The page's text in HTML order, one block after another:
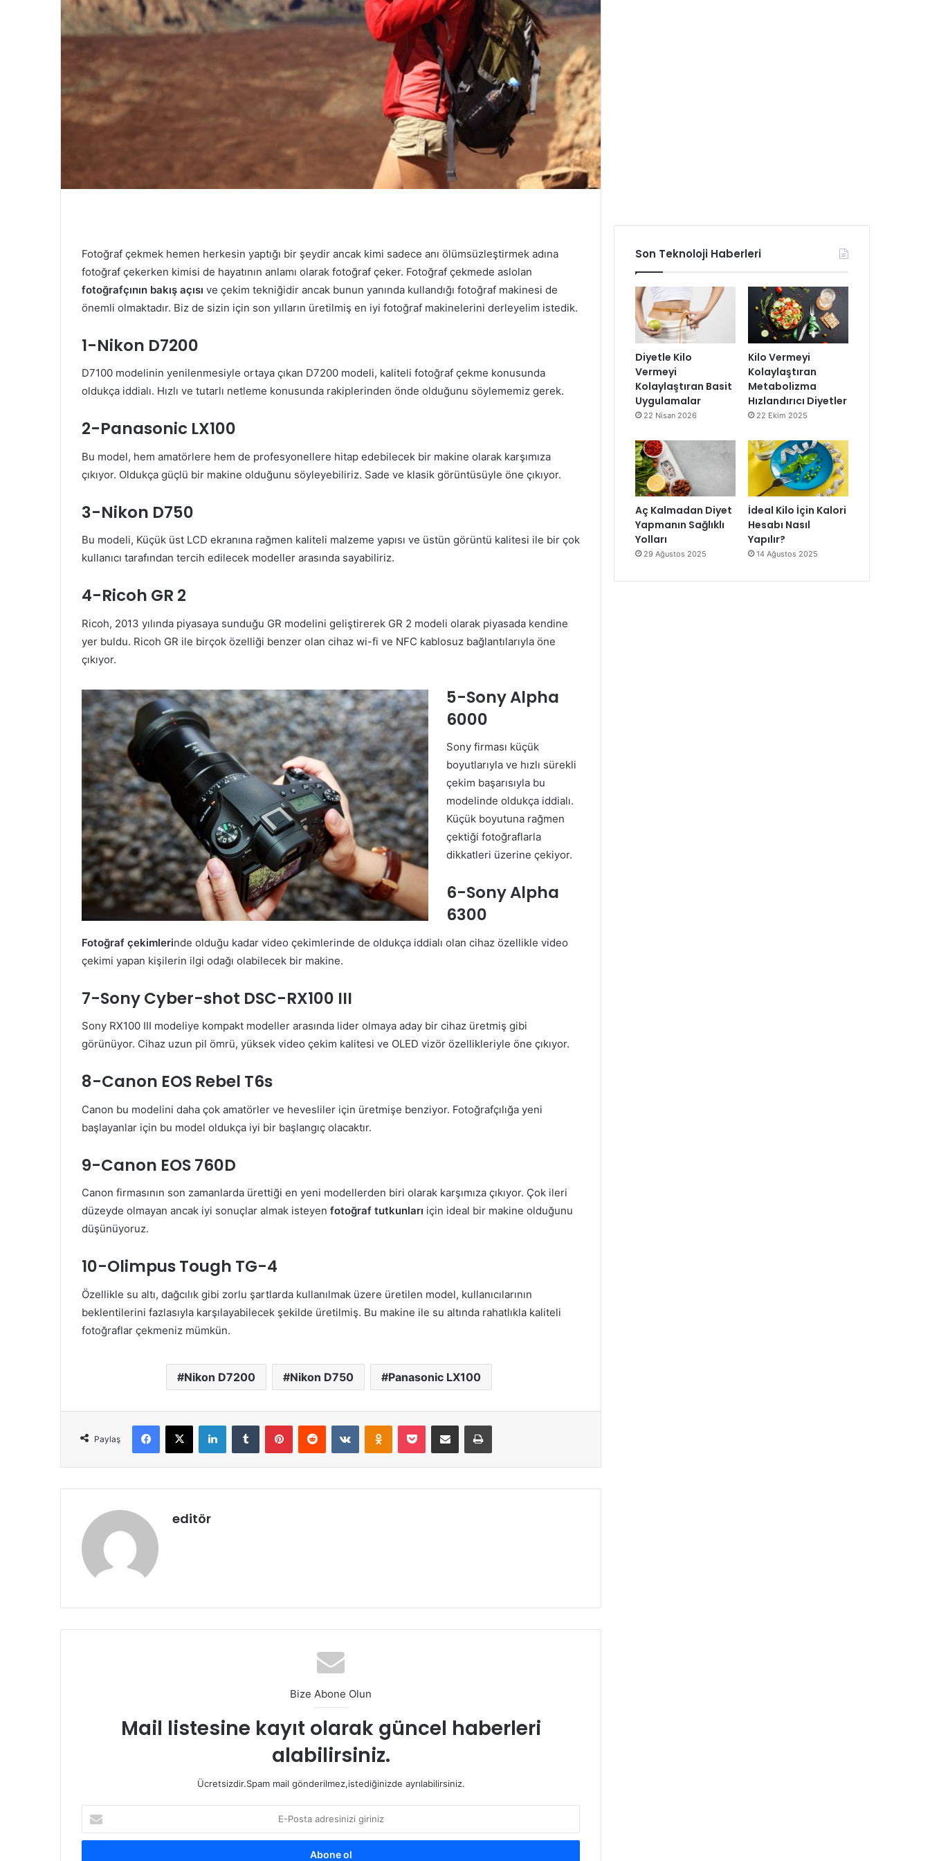
Fotoğraf çekmek hemen herkesin yaptığı bir şeydir ancak kimi sadece anı ölümsüzleştirmek adına
fotoğraf çekerken kimisi de hayatının anlamı olarak fotoğraf çeker. Fotoğraf çekmede aslolan
fotoğrafçının bakış açısı ve çekim tekniğidir ancak bunun yanında kullandığı fotoğraf makinesi de
önemli olmaktadır. Biz de sizin için son yılların üretilmiş en iyi fotoğraf makinelerini derleyelim istedik.
1-Nikon D7200
D7100 modelinin yenilenmesiyle ortaya çıkan D7200 modeli, kaliteli fotoğraf çekme konusunda
oldukça iddialı. Hızlı ve tutarlı netleme konusunda rakiplerinden önde olduğunu söylememiz gerek.
2-Panasonic LX100
Bu model, hem amatörlere hem de profesyonellere hitap edebilecek bir makine olarak karşımıza
çıkıyor. Oldukça güçlü bir makine olduğunu söyleyebiliriz. Sade ve klasik görüntüsüyle öne çıkıyor.
3-Nikon D750
Bu modeli, Küçük üst LCD ekranına rağmen kaliteli malzeme yapısı ve üstün görüntü kalitesi ile bir çok
kullanıcı tarafından tercih edilecek modeller arasında sayabiliriz.
4-Ricoh GR 2
Ricoh, 2013 yılında piyasaya sunduğu GR modelini geliştirerek GR 2 modeli olarak piyasada kendine
yer buldu. Ricoh GR ile birçok özelliği benzer olan cihaz wi-fi ve NFC kablosuz bağlantılarıyla öne
çıkıyor.
5-Sony Alpha
6000
Sony firması küçük
boyutlarıyla ve hızlı sürekli
çekim başarısıyla bu
modelinde oldukça iddialı.
Küçük boyutuna rağmen
çektiği fotoğraflarla
dikkatleri üzerine çekiyor.
6-Sony Alpha
6300
Fotoğraf çekimlerinde olduğu kadar video çekimlerinde de oldukça iddialı olan cihaz özellikle video
çekimi yapan kişilerin ilgi odağı olabilecek bir makine.
7-Sony Cyber-shot DSC-RX100 III
Sony RX100 III modeliye kompakt modeller arasında lider olmaya aday bir cihaz üretmiş gibi
görünüyor. Cihaz uzun pil ömrü, yüksek video çekim kalitesi ve OLED vizör özellikleriyle öne çıkıyor.
8-Canon EOS Rebel T6s
Canon bu modelini daha çok amatörler ve hevesliler için üretmişe benziyor. Fotoğrafçılığa yeni
başlayanlar için bu model oldukça iyi bir başlangıç olacaktır.
9-Canon EOS 760D
Canon firmasının son zamanlarda ürettiği en yeni modellerden biri olarak karşımıza çıkıyor. Çok ileri
düzeyde olmayan ancak iyi sonuçlar almak isteyen fotoğraf tutkunları için ideal bir makine olduğunu
düşünüyoruz.
10-Olimpus Tough TG-4
Özellikle su altı, dağcılık gibi zorlu şartlarda kullanılmak üzere üretilen model, kullanıcılarının
beklentilerini fazlasıyla karşılayabilecek şekilde üretilmiş. Bu makine ile su altında rahatlıkla kaliteli
fotoğraflar çekmeniz mümkün.
Nikon D7200 Nikon D750 Panasonic LX100
Paylaş
Facebook
X LinkedInTumblr PinterestReddit VKontakteOdnoklassniki
Pocket E-Posta ile paylaş Yazdır
editör
Bize Abone Olun
Mail listesine kayıt olarak güncel haberleri
alabilirsiniz.
Ücretsizdir.Spam mail gönderilmez,istediğinizde ayrılabilirsiniz.
Posta
adresinizi
Son Teknoloji Haberleri
Diyetle Kilo
Vermeyi
Kolaylaştıran Basit
Uygulamalar
22 Nisan 2026
Kilo Vermeyi
Kolaylaştıran
Metabolizma
Hızlandırıcı Diyetler
22 Ekim 2025
Aç Kalmadan Diyet
Yapmanın Sağlıklı
Yolları
29 Ağustos 2025
İdeal Kilo İçin Kalori
Hesabı Nasıl
Yapılır?
14 Ağustos 2025